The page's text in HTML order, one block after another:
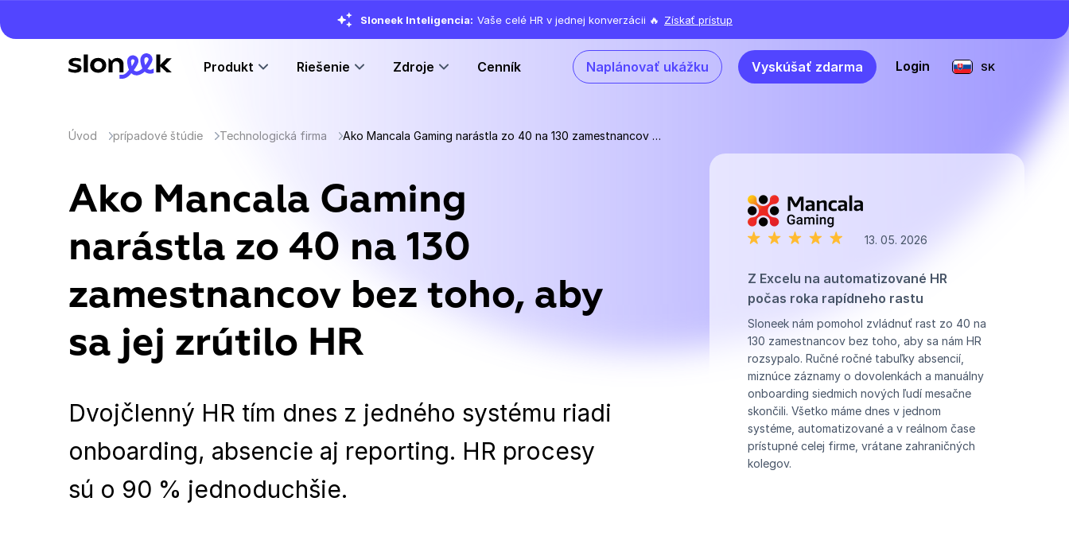
Sloneek Inteligencia: Vaše celé HR v jednej konverzácii 🔥 Získať prístup
Produkt Riešenie Zdroje Cenník Naplánovať ukážku Vyskúšať zdarma Login SK
Úvod prípadové štúdie Technologická firma Ako Mancala Gaming narástla zo 40 na 130 zamestnancov bez toho, aby sa jej zrútilo HR
Ako Mancala Gaming
narástla zo 40 na 130
zamestnancov bez toho, aby
sa jej zrútilo HR
Dvojčlenný HR tím dnes z jedného systému riadi
onboarding, absencie aj reporting. HR procesy
sú o 90 % jednoduchšie.
13. 05. 2026
Z Excelu na automatizované HR
počas roka rapídneho rastu
Sloneek nám pomohol zvládnuť rast zo 40 na
130 zamestnancov bez toho, aby sa nám HR
rozsypalo. Ručné ročné tabuľky absencií,
miznúce záznamy o dovolenkách a manuálny
onboarding siedmich nových ľudí mesačne
skončili. Všetko máme dnes v jednom
systéme, automatizované a v reálnom čase
prístupné celej firme, vrátane zahraničných
kolegov.